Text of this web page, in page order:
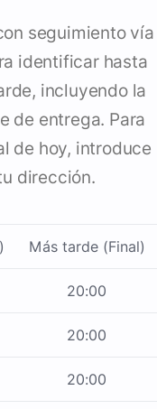
seguimiento vía
identificar hasta
incluyendo la
de entrega. Para
de hoy, introduce
dirección.
Más tarde (Final)
20:00
20:00
20:00